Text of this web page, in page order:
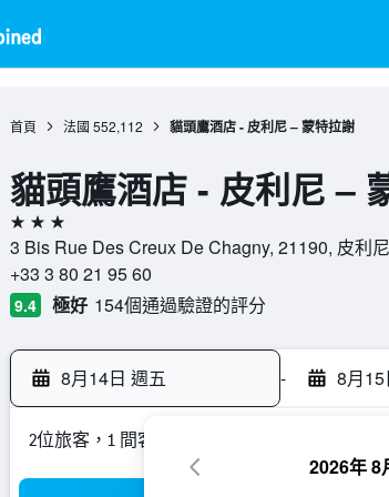
首頁 法國 552,112 貓頭鷹酒店 - 皮利尼 – 蒙特拉謝
貓頭鷹酒店 - 皮利尼 –
3星級
3 Bis Rue Des Creux De Chagny, 21190, 皮利
+33 3 80 21 95 60
9.4 極好 154個通過驗證的評分
8月14日 週五 - 8月
2位旅客，1 間客房
2026年 8